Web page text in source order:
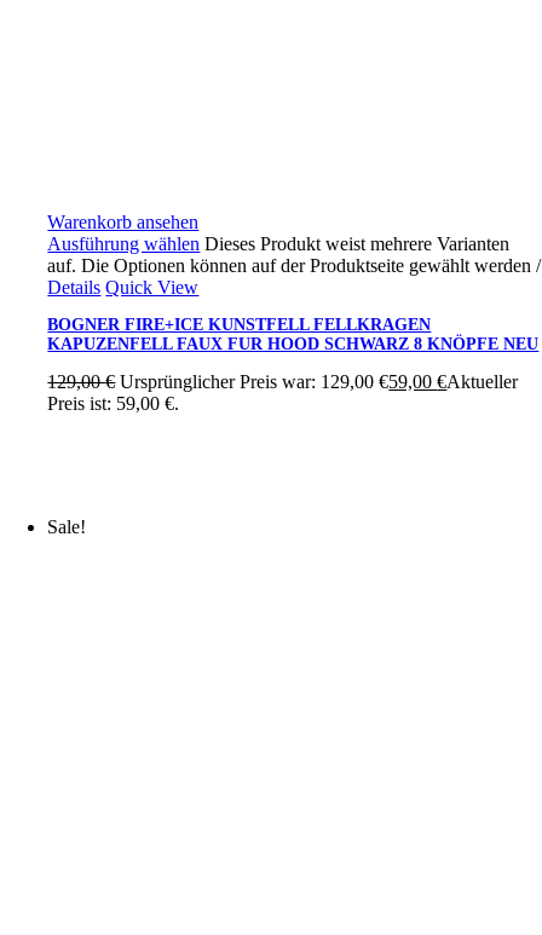
Warenkorb ansehen
Ausführung wählen Dieses Produkt weist mehrere Varianten
auf. Die Optionen können auf der Produktseite gewählt werden/
Details Quick View
BOGNER FIRE+ICE KUNSTFELL FELLKRAGEN
KAPUZENFELL FAUX FUR HOOD SCHWARZ 8 KNÖPFE NEU
129,00€ Ursprünglicher Preis war: 129,00 €59,00€Aktueller
Preis ist: 59,00 €.
Sale!